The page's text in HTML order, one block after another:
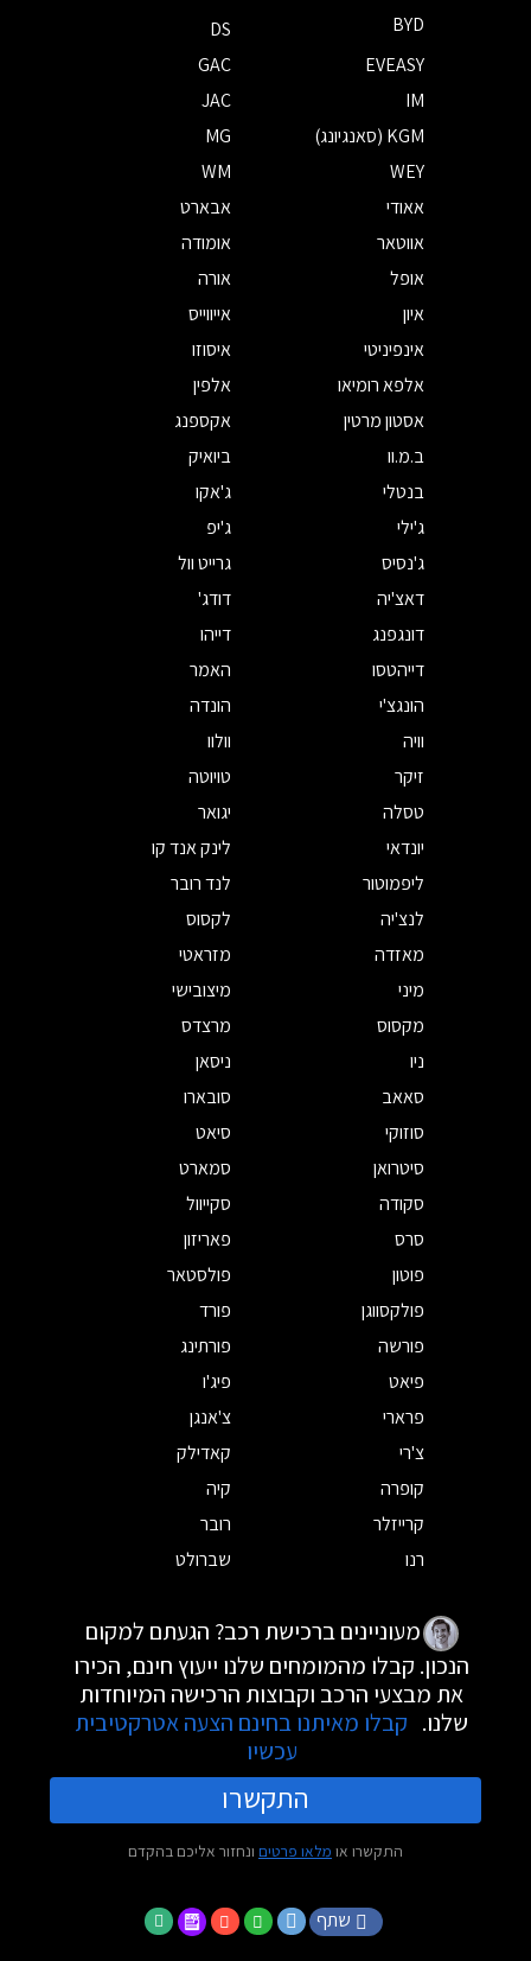
BYD
DS
EVEASY
GAC
IM
JAC
KGM (סאנגיונג)
MG
WEY
WM
אאודי
אבארט
אווטאר
אומודה
אופל
אורה
איון
אייווייס
אינפיניטי
איסוזו
אלפא רומיאו
אלפין
אסטון מרטין
אקספנג
ב.מ.וו
ביואיק
בנטלי
ג'אקו
ג'ילי
ג'יפ
ג'נסיס
גרייט וול
דאצ'יה
דודג'
דונגפנג
דייהו
דייהטסו
האמר
הונגצ'י
הונדה
וויה
וולוו
זיקר
טויוטה
טסלה
יגואר
יונדאי
לינק אנד קו
ליפמוטור
לנד רובר
לנצ'יה
לקסוס
מאזדה
מזראטי
מיני
מיצובישי
מקסוס
מרצדס
ניו
ניסאן
סאאב
סובארו
סוזוקי
סיאט
סיטרואן
סמארט
סקודה
סקייוול
סרס
פאריזון
פוטון
פולסטאר
פולקסווגן
פורד
פורשה
פורתינג
פיאט
פיג'ו
פרארי
צ'אנגן
צ'רי
קאדילק
קופרה
קיה
קרייזלר
רובר
רנו
שברולט
מעוניינים ברכישת רכב? הגעתם למקום
הנכון. קבלו מהמומחים שלנו ייעוץ חינם, הכירו
את מבצעי הרכב וקבוצות הרכישה המיוחדות
שלנו. קבלו מאיתנו בחינם הצעה אטרקטיבית
עכשיו
התקשרו
התקשרו או מלאו פרטים ונחזור אליכם בהקדם
שתף